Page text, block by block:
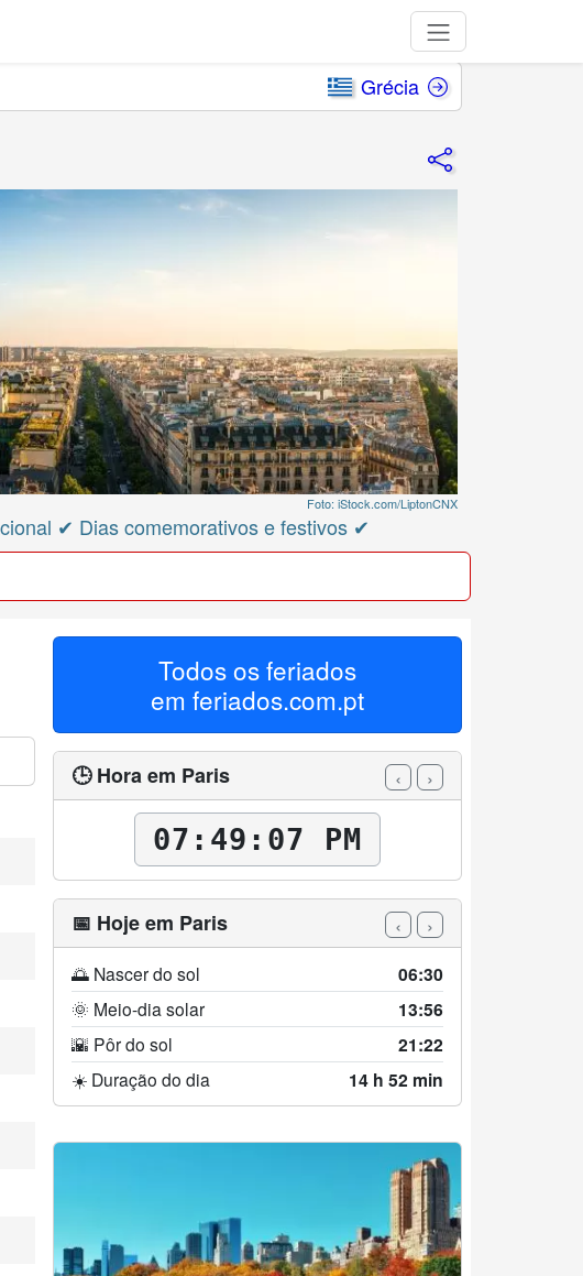
Grécia
Foto: iStock.com/LiptonCNX
✔ Dias comemorativos e festivos ✔
Todos os feriados
em feriados.com.pt
🕒 Hora em Paris ‹ ›
07:49:09 PM
📅 Hoje em Paris ‹ ›
🌅 Nascer do sol 06:30
🌞 Meio-dia solar 13:56
🌇 Pôr do sol 21:22
☀️ Duração do dia 14 h 52 min